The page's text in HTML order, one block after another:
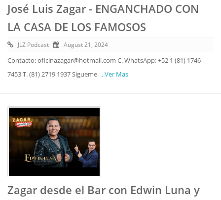
José Luis Zagar - ENGANCHADO CON
LA CASA DE LOS FAMOSOS
JLZ Podcast August 21, 2024
Contacto: oficinazagar@hotmail.com C. WhatsApp: +52 1 (81) 1746
7453 T. (81) 2719 1937 Sígueme ...Ver Mas
Zagar desde el Bar con Edwin Luna y